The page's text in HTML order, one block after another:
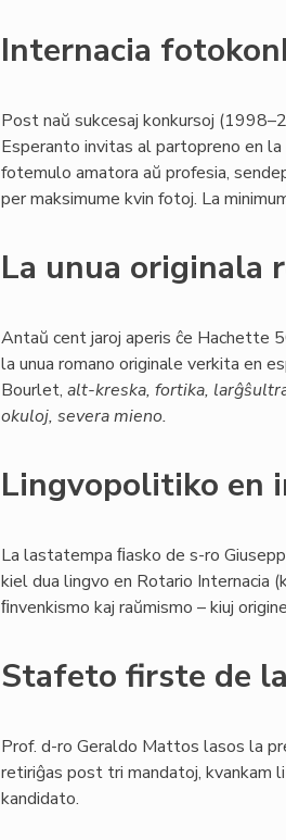
Internacia
Post naŭ sukcesaj konkursoj
Esperanto invitas al partopreno en
fotemulo amatora aŭ profesia,
per maksimume kvin fotoj. La
La unua originala
Antaŭ cent jaroj aperis ĉe Hachette
la unua romano originale verkita en
Bourlet, alt-kreska, fortika,
okuloj, severa mieno.
Lingvopolitiko en
La lastatempa ﬁasko de s-ro
kiel dua lingvo en Rotario Internacia
ﬁnvenkismo kaj raŭmismo – kiuj
Stafeto firste de
Prof. d-ro Geraldo Mattos lasos la
retiriĝas post tri mandatoj, kvankam
kandidato.